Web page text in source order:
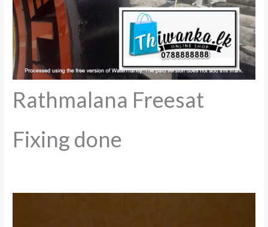
Rathmalana Freesat
Fixing done